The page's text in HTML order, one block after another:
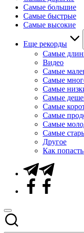
Самые большие
Самые быстрые
Самые высокие
Еще рекорды
Самые
Видео
Самые
Самые
Самые
Самые
Самые
Самые
Самые
Самые
Другое
Как
Telegram
Facebook